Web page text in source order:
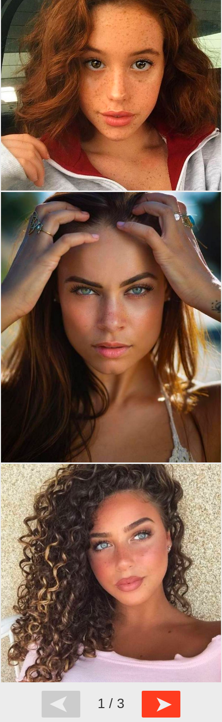
➤ 1 / 3 ➤